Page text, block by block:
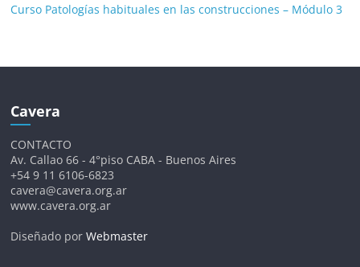
Curso Patologías habituales en las construcciones – Módulo 3
Cavera
CONTACTO
Av. Callao 66 - 4°piso CABA - Buenos Aires
+54 9 11 6106-6823
cavera@cavera.org.ar
www.cavera.org.ar
Diseñado porWebmaster